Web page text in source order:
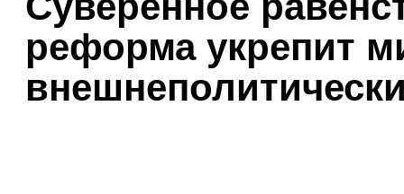
реформа укрепит